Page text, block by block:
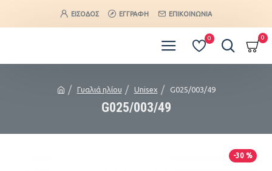
ΕΊΣΟΔΟΣ ΕΓΓΡΑΦΉ ΕΠΙΚΟΙΝΩΝΊΑ
0 0
Γυαλιά ηλίου Unisex G025/003/49
G025/003/49
-30 %